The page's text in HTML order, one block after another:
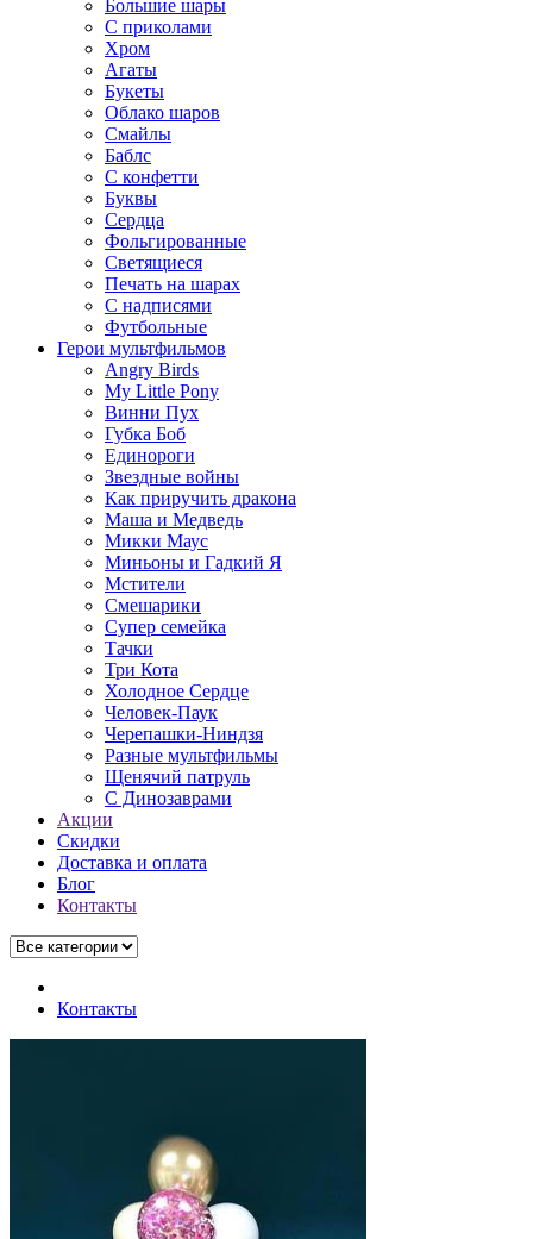
Большие шары
С приколами
Хром
Агаты
Букеты
Облако шаров
Смайлы
Баблс
С конфетти
Буквы
Сердца
Фольгированные
Светящиеся
Печать на шарах
С надписями
Футбольные
Герои мультфильмов
Angry Birds
My Little Pony
Винни Пух
Губка Боб
Единороги
Звездные войны
Как приручить дракона
Маша и Медведь
Микки Маус
Миньоны и Гадкий Я
Мстители
Смешарики
Супер семейка
Тачки
Три Кота
Холодное Сердце
Человек-Паук
Черепашки-Ниндзя
Разные мультфильмы
Щенячий патруль
C Динозаврами
Акции
Скидки
Доставка и оплата
Блог
Контакты
Контакты